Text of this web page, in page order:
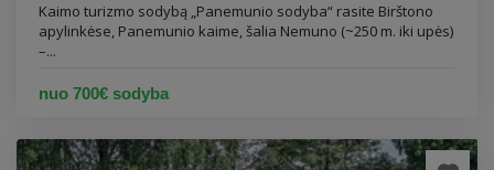
Kaimo turizmo sodybą „Panemunio sodyba“ rasite Birštono
apylinkėse, Panemunio kaime, šalia Nemuno (~250 m. iki upės)
–...
nuo 700€ sodyba